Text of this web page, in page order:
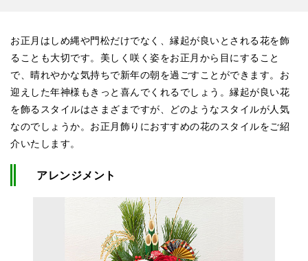
お正月はしめ縄や門松だけでなく、縁起が良いとされる花を飾
ることも大切です。美しく咲く姿をお正月から目にすること
で、晴れやかな気持ちで新年の朝を過ごすことができます。お
迎えした年神様もきっと喜んでくれるでしょう。縁起が良い花
を飾るスタイルはさまざまですが、どのようなスタイルが人気
なのでしょうか。お正月飾りにおすすめの花のスタイルをご紹
介いたします。
アレンジメント